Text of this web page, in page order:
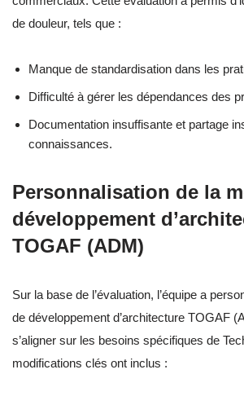
de douleur, tels que :
Manque de standardisation dans les
Difficulté à gérer les dépendances des
Documentation insuffisante et partage
connaissances.
Personnalisation de la
développement
TOGAF (ADM)
Sur la base de l’évaluation, l’équipe a
de développement d’architecture TOGAF
s’aligner sur les besoins spécifiques de
modifications clés ont inclus :